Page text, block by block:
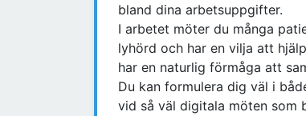
bland dina arbetsuppgifter.
I arbetet möter du många
lyhörd och har en vilja att
har en naturlig förmåga att
Du kan formulera dig väl i
vid så väl digitala möten som